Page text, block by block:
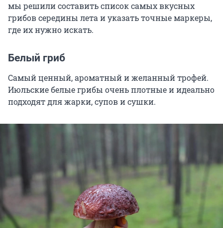
мы решили составить список самых вкусных
грибов середины лета и указать точные маркеры,
где их нужно искать.
Белый гриб
Самый ценный, ароматный и желанный трофей.
Июльские белые грибы очень плотные и идеально
подходят для жарки, супов и сушки.